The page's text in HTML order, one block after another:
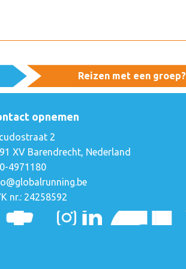
Reizen met een groep?
opnemen
2
XV Barendrecht, Nederland
4971180
nr.: 24258592